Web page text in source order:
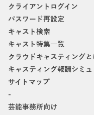
クライアントログイン
パスワード再設定
キャスト検索
キャスト特集一覧
クラウドキャスティングと
キャスティング報酬シミュ
サイトマップ
-
芸能事務所向け